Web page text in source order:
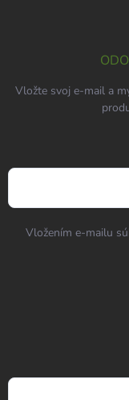
Vložte svoj e-mail a
Vložením e-mailu